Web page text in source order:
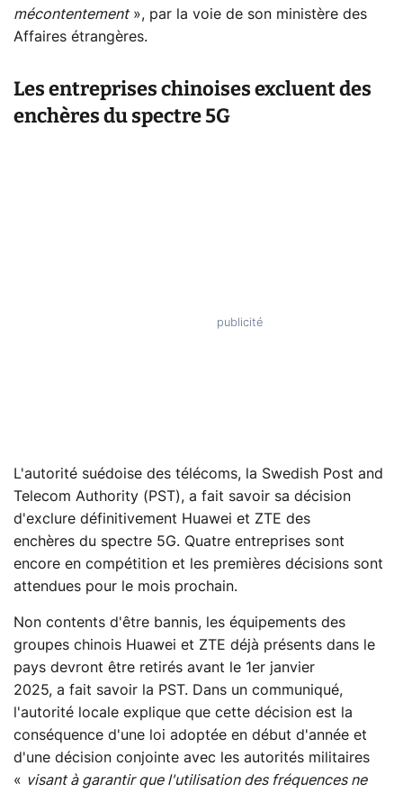
mécontentement», par la voie de son ministère des
Affaires étrangères.
Les entreprises chinoises excluent des
enchères du spectre 5G
L'autorité suédoise des télécoms, la Swedish Post and
Telecom Authority (PST), a fait savoir sa décision
d'exclure définitivement Huawei et ZTE des
enchères du spectre 5G. Quatre entreprises sont
encore en compétition et les premières décisions sont
attendues pour le mois prochain.
Non contents d'être bannis, les équipements des
groupes chinois Huawei et ZTE déjà présents dans le
pays devront être retirés avant le 1er janvier
2025, a fait savoir la PST. Dans un communiqué,
l'autorité locale explique que cette décision est la
conséquence d'une loi adoptée en début d'année et
d'une décision conjointe avec les autorités militaires
« visant à garantir que l'utilisation des fréquences ne